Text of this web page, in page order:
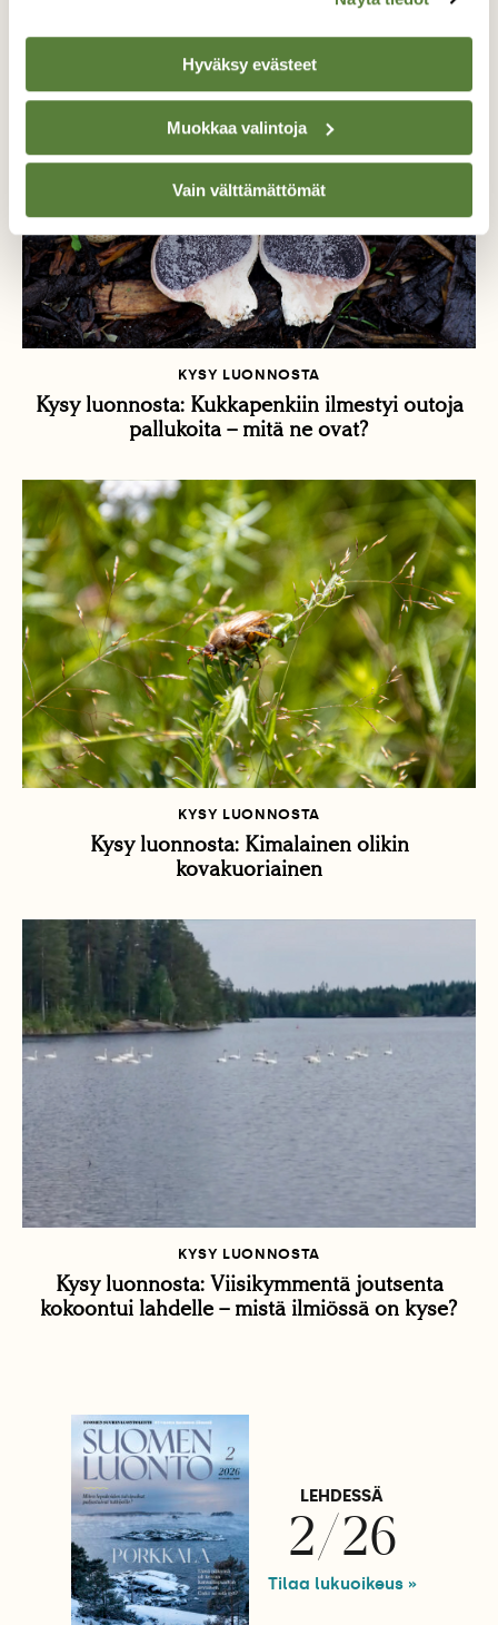
Hyväksy evästeet
Muokkaa valintoja
Vain välttämättömät
KYSY LUONNOSTA
Kysy luonnosta: Kukkapenkiin ilmestyi outoja
pallukoita – mitä ne ovat?
KYSY LUONNOSTA
Kysy luonnosta: Kimalainen olikin
kovakuoriainen
KYSY LUONNOSTA
Kysy luonnosta: Viisikymmentä joutsenta
kokoontui lahdelle – mistä ilmiössä on kyse?
LEHDESSÄ
2/26
Tilaa lukuoikeus »